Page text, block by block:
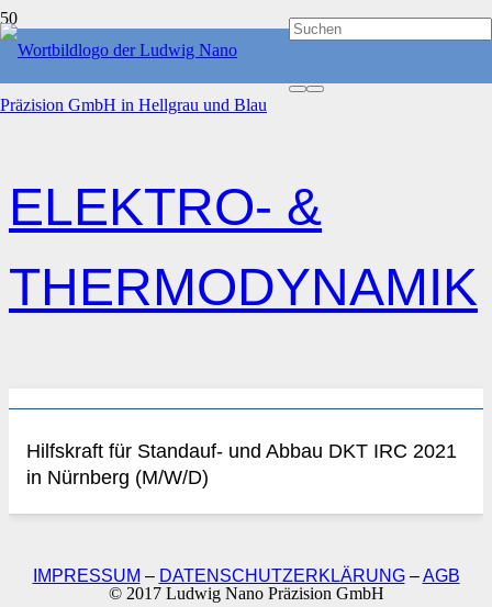
START
ELEKTRO- &
THERMODYNAMIK
Hilfskraft für Standauf- und Abbau DKT IRC 2021
in Nürnberg (M/W/D)
IMPRESSUM – DATENSCHUTZERKLÄRUNG–AGB
© 2017 Ludwig Nano Präzision GmbH